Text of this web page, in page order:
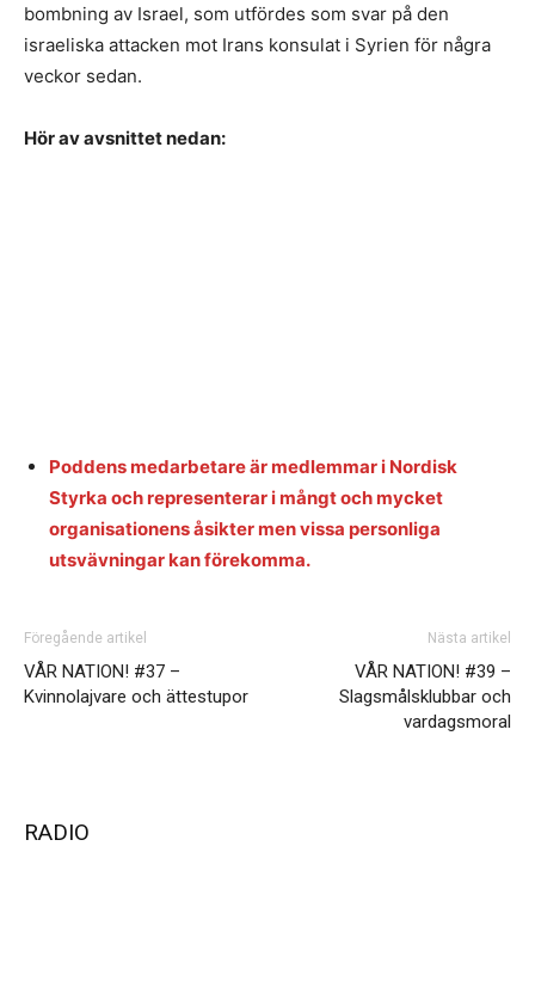
bombning av Israel, som utfördes som svar på den
israeliska attacken mot Irans konsulat i Syrien för några
veckor sedan.
Hör av avsnittet nedan:
Poddens medarbetare är medlemmar i Nordisk
Styrka och representerar i mångt och mycket
organisationens åsikter men vissa personliga
utsvävningar kan förekomma.
Föregående artikel
VÅR NATION! #37 –
Kvinnolajvare och ättestupor
Nästa artikel
VÅR NATION! #39 –
Slagsmålsklubbar och
vardagsmoral
RADIO